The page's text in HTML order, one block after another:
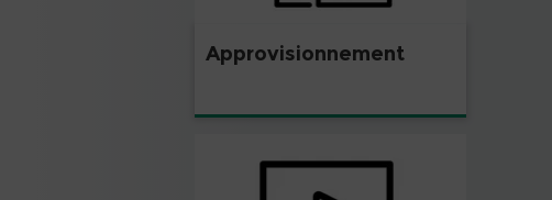
Approvisionnement